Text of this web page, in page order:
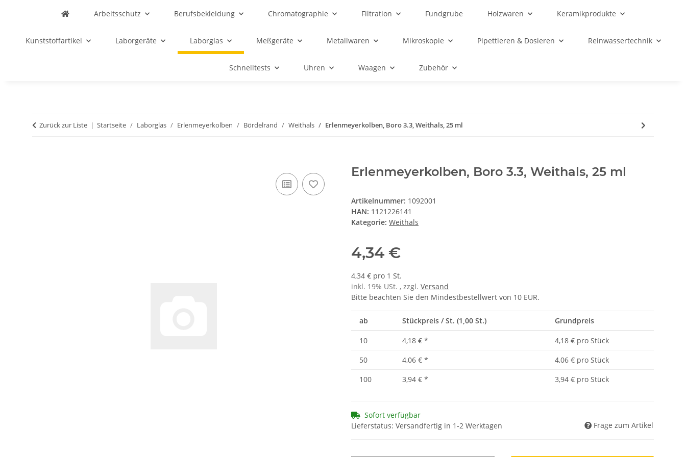
Arbeitsschutz Berufsbekleidung Chromatographie Filtration Fundgrube Holzwaren Keramikprodukte
Kunststoffartikel Laborgeräte Laborglas Meßgeräte Metallwaren Mikroskopie Pipettieren & Dosieren Reinwassertechnik
Schnelltests Uhren Waagen Zubehör
Zurück zur Liste Startseite Laborglas Erlenmeyerkolben Bördelrand Weithals Erlenmeyerkolben, Boro 3.3, Weithals, 25 ml
Erlenmeyerkolben, Boro 3.3, Weithals, 25 ml
Artikelnummer: 1092001
HAN: 1121226141
Kategorie: Weithals
4,34 €
4,34 € pro 1 St.
inkl. 19% USt. , zzgl. Versand
Bitte beachten Sie den Mindestbestellwert von 10 EUR.
ab Stückpreis / St. (1,00 St.) Grundpreis
10 4,18 € *
4,18 € pro Stück
50
4,06 € *
4,06 € pro Stück
100
3,94 € * 3,94 € pro Stück
Sofort verfügbar
Lieferstatus: Versandfertig in 1-2 Werktagen
Frage zum Artikel